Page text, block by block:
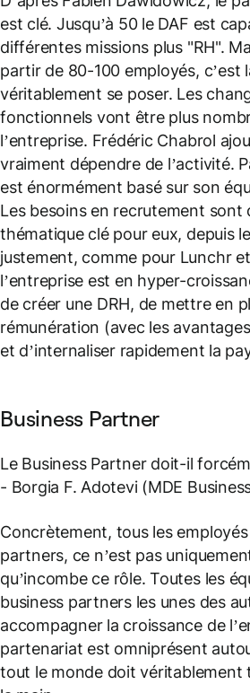
est clé. Jusqu’à 50 le DAF est
différentes missions plus "RH".
partir de 80-100 employés, c’est
véritablement se poser. Les
fonctionnels vont être plus
l’entreprise. Frédéric Chabrol
vraiment dépendre de l’activité.
est énormément basé sur son
Les besoins en recrutement sont
thématique clé pour eux, depuis
justement, comme pour Lunchr
l’entreprise est en hyper-
de créer une DRH, de mettre en
rémunération (avec les
et d’internaliser rapidement la
Business Partner
Le Business Partner doit-il
- Borgia F. Adotevi (MDE
Concrètement, tous les
partners, ce n’est pas
qu’incombe ce rôle. Toutes les
business partners les unes des
accompagner la croissance de
partenariat est omniprésent
tout le monde doit véritablement